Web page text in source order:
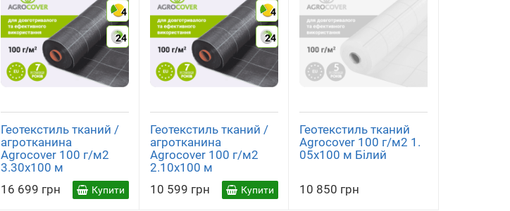
4
24
Геотекстиль тканий /
агротканина
Agrocover 100 г/м2
3.30x100 м
16 699 грн
Купити
4
24
Геотекстиль тканий /
агротканина
Agrocover 100 г/м2
2.10x100 м
10 599 грн
Купити
Геотекстиль тканий
Agrocover 100 г/м2 1.
05x100 м Білий
10 850 грн